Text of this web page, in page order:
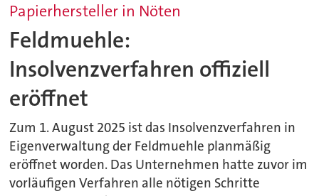
Papierhersteller in Nöten
Feldmuehle:
Insolvenzverfahren offiziell
eröffnet
Zum 1. August 2025 ist das Insolvenzverfahren in
Eigenverwaltung der Feldmuehle planmäßig
eröffnet worden. Das Unternehmen hatte zuvor im
vorläufigen Verfahren alle nötigen Schritte